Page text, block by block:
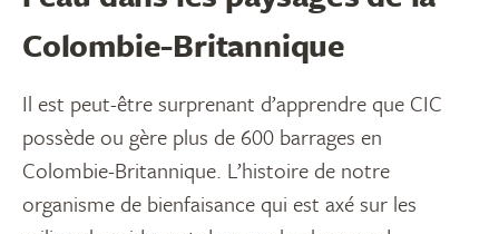
Colombie-Britannique
Il est peut-être surprenant d’apprendre que CIC
possède ou gère plus de 600 barrages en
Colombie-Britannique. L’histoire de notre
organisme de bienfaisance qui est axé sur les